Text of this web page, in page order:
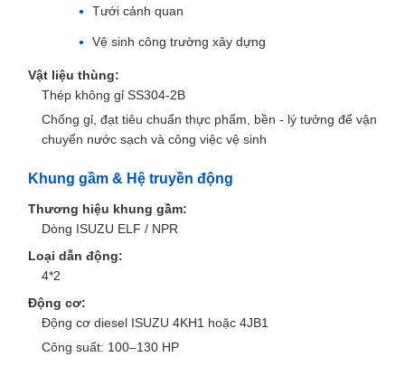
Tưới cảnh quan
Vệ sinh công trường xây dựng
Vật liệu thùng:
Thép không gỉ SS304-2B
Chống gỉ, đạt tiêu chuẩn thực phẩm, bền - lý tưởng để vận
chuyển nước sạch và công việc vệ sinh
Khung gầm & Hệ truyền động
Thương hiệu khung gầm:
Dòng ISUZU ELF / NPR
Loại dẫn động:
4*2
Động cơ:
Động cơ diesel ISUZU 4KH1 hoặc 4JB1
Công suất: 100–130 HP